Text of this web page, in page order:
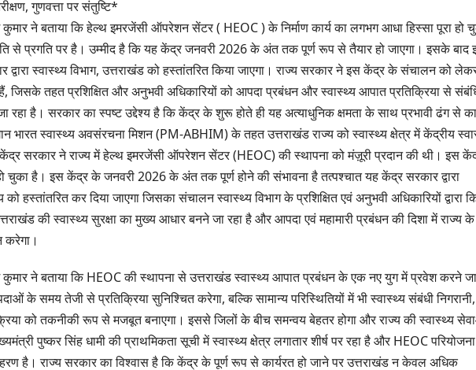
गुणवत्ता पर संतुष्टि*
ने बताया कि हेल्थ इमरजेंसी ऑपरेशन सेंटर ( HEOC ) के निर्माण कार्य का लगभग आधा हिस्सा पूरा हो
गति से प्रगति पर है। उम्मीद है कि यह केंद्र जनवरी 2026 के अंत तक पूर्ण रूप से तैयार हो जाएगा। इसके बाद
स्वास्थ्य विभाग, उत्तराखंड को हस्तांतरित किया जाएगा। राज्य सरकार ने इस केंद्र के संचालन को
जिसके तहत प्रशिक्षित और अनुभवी अधिकारियों को आपदा प्रबंधन और स्वास्थ्य आपात प्रतिक्रिया से
रहा है। सरकार का स्पष्ट उद्देश्य है कि केंद्र के शुरू होते ही यह अत्याधुनिक क्षमता के साथ प्रभावी ढंग से
भारत स्वास्थ्य अवसंरचना मिशन (PM-ABHIM) के तहत उत्तराखंड राज्य को स्वास्थ्य क्षेत्र में केंद्रीय
केंद्र सरकार ने राज्य में हेल्थ इमरजेंसी ऑपरेशन सेंटर (HEOC) की स्थापना को मंज़ूरी प्रदान की थी। इस
चुका है। इस केंद्र के जनवरी 2026 के अंत तक पूर्ण होने की संभावना है तत्पश्चात यह केंद्र सरकार द्वारा
को हस्तांतरित कर दिया जाएगा जिसका संचालन स्वास्थ्य विभाग के प्रशिक्षित एवं अनुभवी अधिकारियों द्वारा
की स्वास्थ्य सुरक्षा का मुख्य आधार बनने जा रहा है और आपदा एवं महामारी प्रबंधन की दिशा में राज्य के
करेगा।
ने बताया कि HEOC की स्थापना से उत्तराखंड स्वास्थ्य आपात प्रबंधन के एक नए युग में प्रवेश करने जा
के समय तेजी से प्रतिक्रिया सुनिश्चित करेगा, बल्कि सामान्य परिस्थितियों में भी स्वास्थ्य संबंधी निगरानी,
को तकनीकी रूप से मजबूत बनाएगा। इससे जिलों के बीच समन्वय बेहतर होगा और राज्य की स्वास्थ्य
पुष्कर सिंह धामी की प्राथमिकता सूची में स्वास्थ्य क्षेत्र लगातार शीर्ष पर रहा है और HEOC
है। राज्य सरकार का विश्वास है कि केंद्र के पूर्ण रूप से कार्यरत हो जाने पर उत्तराखंड न केवल अधिक